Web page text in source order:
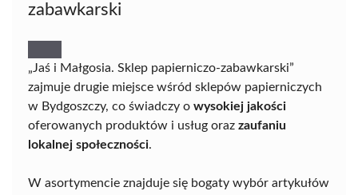
zabawkarski
„Jaś i Małgosia. Sklep papierniczo-zabawkarski”
zajmuje drugie miejsce wśród sklepów papierniczych
w Bydgoszczy, co świadczy o wysokiej jakości
oferowanych produktów i usług oraz zaufaniu
lokalnej społeczności.
W asortymencie znajduje się bogaty wybór artykułów